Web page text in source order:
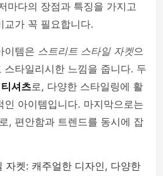
마다의 장점과 특징을 가지고
교가 꼭 필요합니다.
이템은 스트리트 스타일 자켓으
스타일리시한 느낌을 줍니다. 두
셔츠로, 다양한 스타일링에 활
인 아이템입니다. 마지막으로는
, 편안함과 트렌드를 동시에 잡
자켓: 캐주얼한 디자인, 다양한